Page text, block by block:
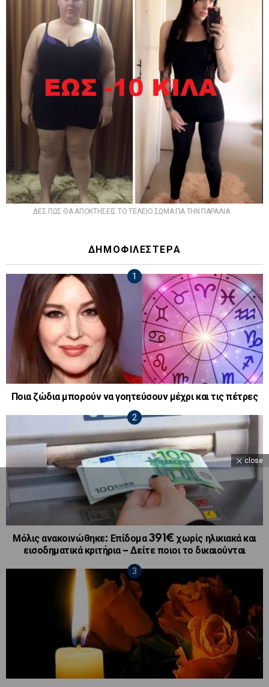
ΔΕΣ ΠΩΣ ΘΑ ΑΠΟΚΤΗΣΕΙΣ ΤΟ ΤΕΛΕΙΟ ΣΩΜΑ ΓΙΑ ΤΗΝ ΠΑΡΑΛΙΑ
ΔΗΜΟΦΙΛΕΣΤΕΡΑ
Ποια ζώδια μπορούν να γοητεύσουν μέχρι και τις πέτρες
Μόλις ανακοινώθηκε: Επίδομα 391€ χωρίς ηλικιακά και
εισοδηματικά κριτήρια – Δείτε ποιοι το δικαιούνται
close